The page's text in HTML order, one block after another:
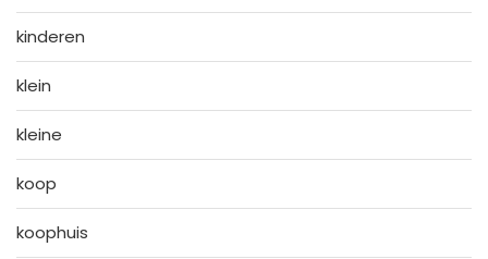
kinderen
klein
kleine
koop
koophuis